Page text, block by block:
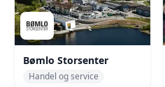
Bømlo Storsenter
Handel og service